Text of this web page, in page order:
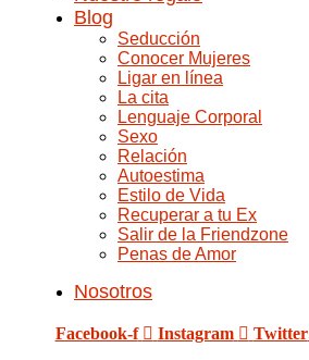
Blog
Seducción
Conocer Mujeres
Ligar en línea
La cita
Lenguaje Corporal
Sexo
Relación
Autoestima
Estilo de Vida
Recuperar a tu Ex
Salir de la Friendzone
Penas de Amor
Nosotros
Facebook-f Instagram Twitter